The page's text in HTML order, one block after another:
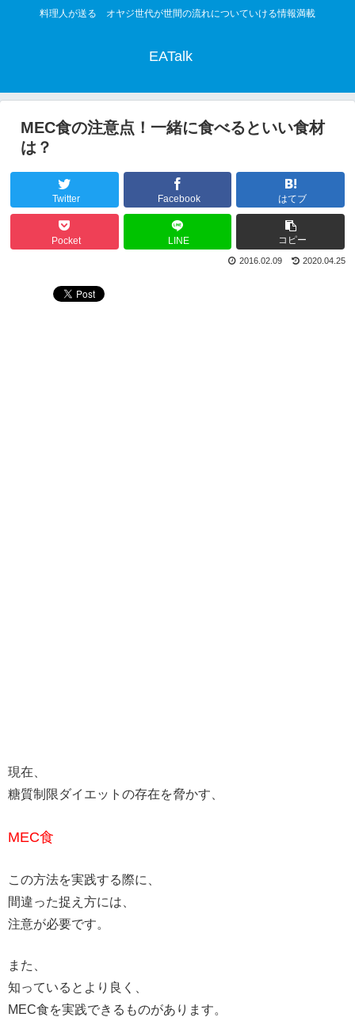
料理人が送る オヤジ世代が世間の流れについていける情報満載
EATalk
MEC食の注意点！一緒に食べるといい食材
は？
Twitter Facebook はてブ
Pocket LINE コピー
2020.04.25
2016.02.09
現在、
糖質制限ダイエットの存在を脅かす、
MEC食
この方法を実践する際に、
間違った捉え方には、
注意が必要です。
また、
知っているとより良く、
MEC食を実践できるものがあります。